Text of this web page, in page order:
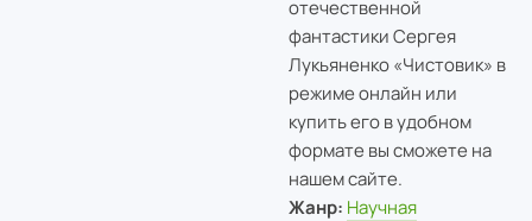
отечественной
фантастики Сергея
Лукьяненко «Чистовик» в
режиме онлайн или
купить его в удобном
формате вы сможете на
нашем сайте.
Жанр: Научная